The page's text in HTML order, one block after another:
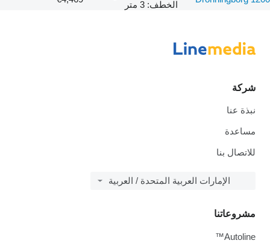
الخطف: 3 متر
شركة
نبذة عنا
مساعدة
للاتصال بنا
الإمارات العربية المتحدة / العربية
مشروعاتنا
Autoline™